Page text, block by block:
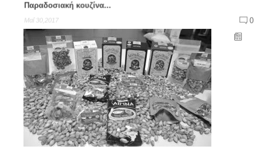
Παραδοσιακή κουζίνα...
Μαΐ 30,2017 0